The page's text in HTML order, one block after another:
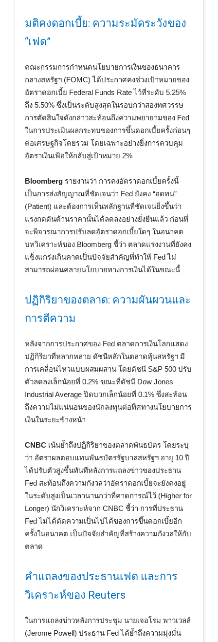
มติคงดอกเบี้ย: ความระมัดระวังของ
“เฟด”
คณะกรรมการกำหนดนโยบายการเงินของธนาคาร
กลางสหรัฐฯ (FOMC) ได้ประกาศคงช่วงเป้าหมายของ
อัตราดอกเบี้ย Federal Funds Rate ไว้ที่ระดับ 5.25%
ถึง 5.50% ซึ่งเป็นระดับสูงสุดในรอบกว่าสองทศวรรษ
การตัดสินใจดังกล่าวสะท้อนถึงความพยายามของ Fed
ในการประเมินผลกระทบของการขึ้นดอกเบี้ยครั้งก่อนๆ
ต่อเศรษฐกิจโดยรวม โดยเฉพาะอย่างยิ่งการควบคุม
อัตราเงินเฟ้อให้กลับสู่เป้าหมาย 2%
Bloomberg รายงานว่า การคงอัตราดอกเบี้ยครั้งนี้
เป็นการส่งสัญญาณที่ชัดเจนว่า Fed ยังคง “อดทน”
(Patient) และต้องการเห็นหลักฐานที่ชัดเจนยิ่งขึ้นว่า
แรงกดดันด้านราคานั้นได้ลดลงอย่างยั่งยืนแล้ว ก่อนที่
จะพิจารณาการปรับลดอัตราดอกเบี้ยใดๆ ในอนาคต
บทวิเคราะห์ของ Bloomberg ชี้ว่า ตลาดแรงงานที่ยังคง
แข็งแกร่งเกินคาดเป็นปัจจัยสำคัญที่ทำให้ Fed ไม่
สามารถผ่อนคลายนโยบายทางการเงินได้ในขณะนี้
ปฏิกิริยาของตลาด: ความผันผวนและ
การตีความ
หลังจากการประกาศของ Fed ตลาดการเงินโลกแสดง
ปฏิกิริยาที่หลากหลาย ดัชนีหลักในตลาดหุ้นสหรัฐฯ มี
การเคลื่อนไหวแบบผสมผสาน โดยดัชนี S&P 500 ปรับ
ตัวลดลงเล็กน้อยที่ 0.2% ขณะที่ดัชนี Dow Jones
Industrial Average ปิดบวกเล็กน้อยที่ 0.1% ซึ่งสะท้อน
ถึงความไม่แน่นอนของนักลงทุนต่อทิศทางนโยบายการ
เงินในระยะข้างหน้า
CNBC เน้นย้ำถึงปฏิกิริยาของตลาดพันธบัตร โดยระบุ
ว่า อัตราผลตอบแทนพันธบัตรรัฐบาลสหรัฐฯ อายุ 10 ปี
ได้ปรับตัวสูงขึ้นทันทีหลังการแถลงข่าวของประธาน
Fed สะท้อนถึงความกังวลว่าอัตราดอกเบี้ยจะยังคงอยู่
ในระดับสูงเป็นเวลานานกว่าที่คาดการณ์ไว้ (Higher for
Longer) นักวิเคราะห์จาก CNBC ชี้ว่า การที่ประธาน
Fed ไม่ได้ตัดความเป็นไปได้ของการขึ้นดอกเบี้ยอีก
ครั้งในอนาคต เป็นปัจจัยสำคัญที่สร้างความกังวลให้กับ
ตลาด
คำแถลงของประธานเฟด และการ
วิเคราะห์ของ Reuters
ในการแถลงข่าวหลังการประชุม นายเจอโรม พาวเวลล์
(Jerome Powell) ประธาน Fed ได้ย้ำถึงความมุ่งมั่น